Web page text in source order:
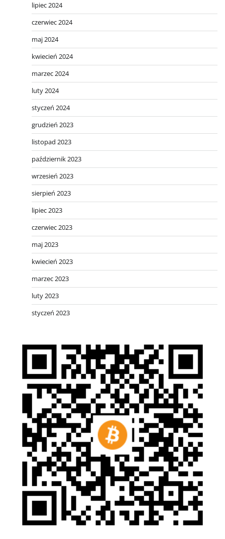
lipiec 2024
czerwiec 2024
maj 2024
kwiecień 2024
marzec 2024
luty 2024
styczeń 2024
grudzień 2023
listopad 2023
październik 2023
wrzesień 2023
sierpień 2023
lipiec 2023
czerwiec 2023
maj 2023
kwiecień 2023
marzec 2023
luty 2023
styczeń 2023